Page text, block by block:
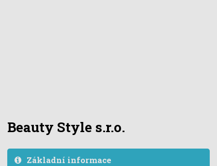
Beauty Style s.r.o.
Základní informace